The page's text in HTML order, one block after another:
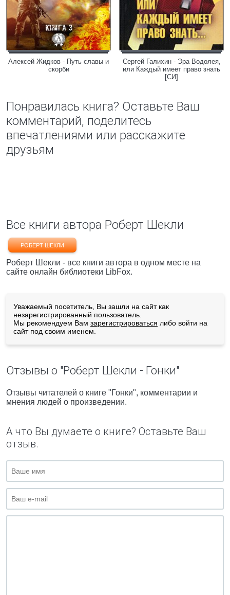
Алексей Жидков - Путь славы и
скорби
Сергей Галихин - Эра Водолея,
или Каждый имеет право знать
[СИ]
Понравилась книга? Оставьте Ваш
комментарий, поделитесь
впечатлениями или расскажите
друзьям
Все книги автора Роберт Шекли
РОБЕРТ ШЕКЛИ
Роберт Шекли - все книги автора в одном месте на
сайте онлайн библиотеки LibFox.
Уважаемый посетитель, Вы зашли на сайт как
незарегистрированный пользователь.
Мы рекомендуем Вам зарегистрироваться либо войти на
сайт под своим именем.
Отзывы о "Роберт Шекли - Гонки"
Отзывы читателей о книге "Гонки", комментарии и
мнения людей о произведении.
А что Вы думаете о книге? Оставьте Ваш
отзыв.